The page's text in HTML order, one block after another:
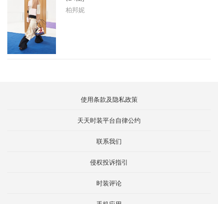
柏邦妮
使用条款及隐私政策
天天时装平台自律公约
联系我们
侵权投诉指引
时装评论